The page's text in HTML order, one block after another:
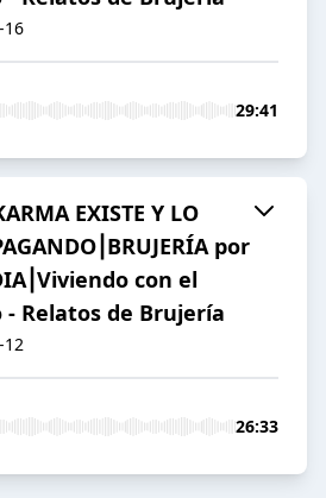
16
29:41
EXISTE Y LO
por
con el
- Relatos de Brujería
12
26:33